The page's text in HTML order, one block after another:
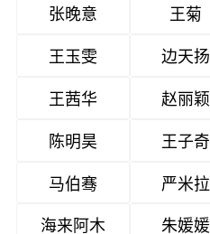
张晚意
王菊
王玉雯
边天扬
王茜华
赵丽颖
陈明昊
王子奇
马伯骞
严米拉
海来阿木
朱媛媛